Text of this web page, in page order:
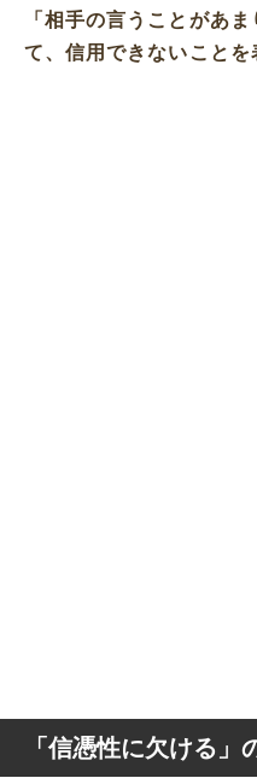
「相手の言うことがあ
て、信用できないことを
「信憑性に欠ける」